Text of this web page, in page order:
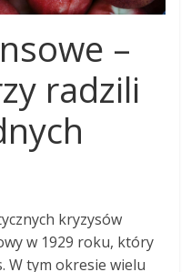
–
radzili
kryzysów
w 1929 roku, który
W tym okresie wielu